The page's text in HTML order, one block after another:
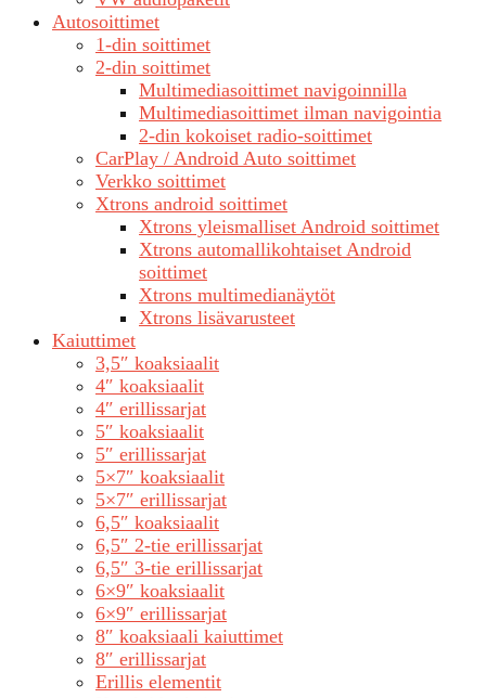
Autosoittimet
1-din soittimet
2-din soittimet
Multimediasoittimet navigoinnilla
Multimediasoittimet ilman navigointia
2-din kokoiset radio-soittimet
CarPlay / Android Auto soittimet
Verkko soittimet
Xtrons android soittimet
Xtrons yleismalliset Android soittimet
Xtrons automallikohtaiset Android
soittimet
Xtrons multimedianäytöt
Xtrons lisävarusteet
Kaiuttimet
3,5″ koaksiaalit
4″ koaksiaalit
4″ erillissarjat
5″ koaksiaalit
5″ erillissarjat
5×7″ koaksiaalit
5×7″ erillissarjat
6,5″ koaksiaalit
6,5″ 2-tie erillissarjat
6,5″ 3-tie erillissarjat
6×9″ koaksiaalit
6×9″ erillissarjat
8″ koaksiaali kaiuttimet
8″ erillissarjat
Erillis elementit